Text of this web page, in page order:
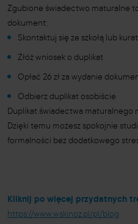
Zgubione świadectwo maturalne
dokument:
Skontaktuj się ze szkołą lub
Złóż wniosek o duplikat
Opłać 26 zł za wydanie
Odbierz duplikat osobiście
Duplikat świadectwa maturalnego
Dzięki temu możesz spokojnie
formalności bez dodatkowego
Kliknij po więcej przydatnych
https://www.wskinoz.pl/pl/blog